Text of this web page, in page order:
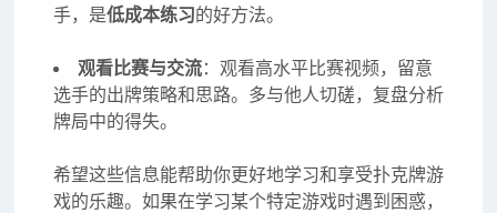
手，是低成本练习的好方法。
观看比赛与交流：观看高水平比赛视频，留意
选手的出牌策略和思路。多与他人切磋，复盘分析
牌局中的得失。
希望这些信息能帮助你更好地学习和享受扑克牌游
戏的乐趣。如果在学习某个特定游戏时遇到困惑，